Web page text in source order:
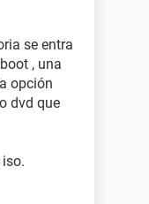
se entra
, una
opción
dvd que